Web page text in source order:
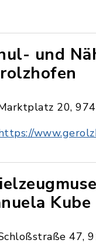
und
20,
Kube
47,